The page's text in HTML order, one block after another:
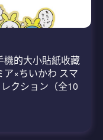
機的大小貼紙收藏
ア×ちいかわ スマ
クション（全10